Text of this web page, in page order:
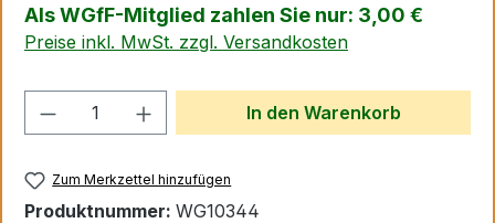
Als WGfF-Mitglied zahlen Sie nur: 3,00 €
Preise inkl. MwSt. zzgl. Versandkosten
Produkt Anzahl: Gib denIn den Warenkorb
Zum Merkzettel hinzufügen
Produktnummer: WG10344